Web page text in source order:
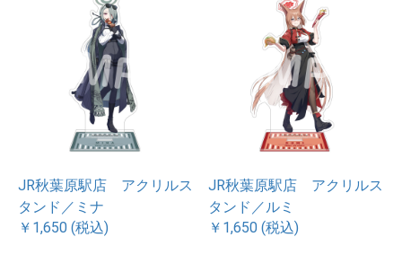
JR秋葉原駅店 アクリルス
タンド／ミナ
￥1,650 (税込)
JR秋葉原駅店 アクリルス
タンド／ルミ
￥1,650 (税込)